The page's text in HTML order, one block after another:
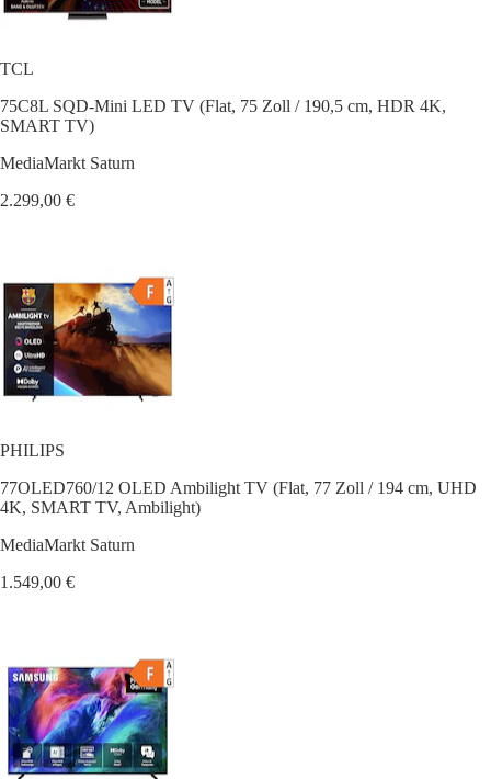
TCL
75C8L SQD-Mini LED TV (Flat, 75 Zoll / 190,5 cm, HDR 4K,
SMART TV)
MediaMarkt Saturn
2.299,00 €
PHILIPS
77OLED760/12 OLED Ambilight TV (Flat, 77 Zoll / 194 cm, UHD
4K, SMART TV, Ambilight)
MediaMarkt Saturn
1.549,00 €